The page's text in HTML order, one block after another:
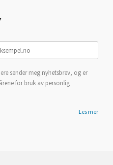
sender meg nyhetsbrev, og er
for bruk av personlig
Les mer